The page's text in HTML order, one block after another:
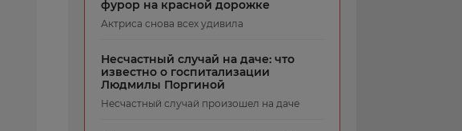
фурор на красной дорожке
Актриса снова всех удивила
Несчастный случай на даче: что
известно о госпитализации
Людмилы Поргиной
Несчастный случай произошел на даче